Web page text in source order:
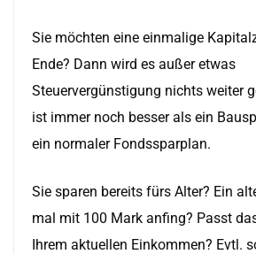
Sie möchten eine einmalige
Ende? Dann wird es außer etwas
Steuervergünstigung nichts weiter
ist immer noch besser als ein
ein normaler Fondssparplan.
Sie sparen bereits fürs Alter? Ein
mal mit 100 Mark anfing? Passt
Ihrem aktuellen Einkommen? Evtl.